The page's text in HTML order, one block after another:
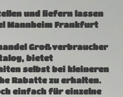
und liefern lassen
Mannheim Frankfurt
Großverbraucher
bietet
selbst bei kleineren
Rabatte zu erhalten.
einfach für einzelne